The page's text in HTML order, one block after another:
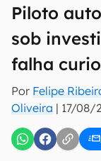
Piloto
sob
falha
Por Felipe
Oliveira | 17/08/
mão.
E-mail
Confirmo
Uso e